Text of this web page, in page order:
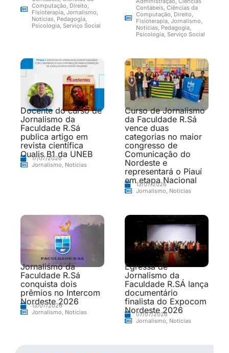
Computação, Direito,
Fisioterapia, Jornalismo,
Notícias, Pedagogia,
Psicologia, Serviço Social
Contábeis, Ciências da
Computação, Direito,
Fisioterapia, Jornalismo,
Notícias, Pedagogia,
Psicologia, Serviço Social
Docente do curso de
Jornalismo da
Faculdade R.Sá
publica artigo em
revista científica
Qualis B1 da UNEB
17/07/2026
Jornalismo, Notícias
Curso de Jornalismo
da Faculdade R.Sá
vence duas
categorias no maior
congresso de
Comunicação do
Nordeste e
representará o Piauí
em etapa Nacional
13/07/2026
Jornalismo, Notícias
Jornalismo da
Faculdade R.Sá
conquista dois
prêmios no Intercom
Nordeste 2026
13/07/2026
Jornalismo, Notícias
Egressa de
Jornalismo da
Faculdade R.SÁ lança
documentário
finalista do Expocom
Nordeste 2026
07/07/2026
Jornalismo, Notícias